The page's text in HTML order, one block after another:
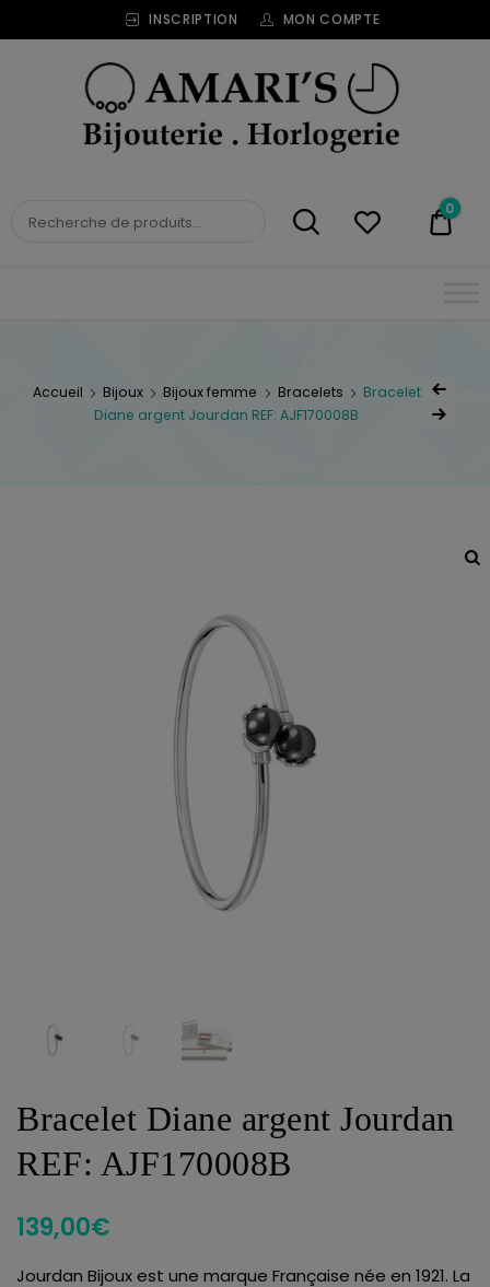
INSCRIPTION MON COMPTE
BIJOUTERIE
0
Accueil Bijoux Bijoux femme Bracelets
Bracelet
Diane argent Jourdan REF: AJF170008B
Bracelet Diane argent Jourdan
REF: AJF170008B
139,00€
Jourdan Bijoux est une marque Française née en 1921. La